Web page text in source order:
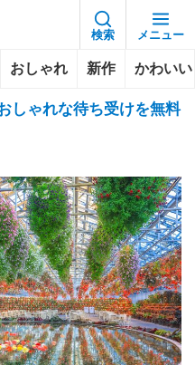
検索 メニュー
おしゃれ 新作 かわいい
しゃれな待ち受けを無料